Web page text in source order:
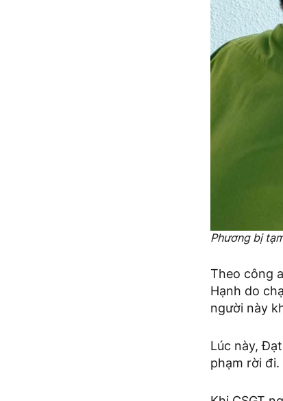
Phương bị
Theo công
Hạnh do
người này
Lúc này,
phạm rời đi.